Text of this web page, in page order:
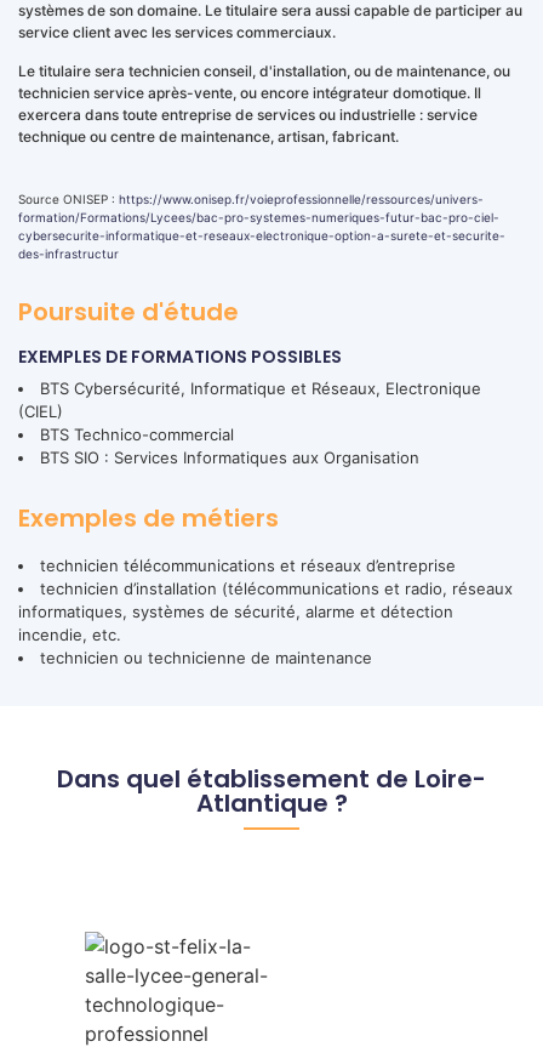
systèmes de son domaine. Le titulaire sera aussi capable de participer au
service client avec les services commerciaux.
Le titulaire sera technicien conseil, d'installation, ou de maintenance, ou
technicien service après-vente, ou encore intégrateur domotique. Il
exercera dans toute entreprise de services ou industrielle : service
technique ou centre de maintenance, artisan, fabricant.
Source ONISEP : https://www.onisep.fr/voieprofessionnelle/ressources/univers-
formation/Formations/Lycees/bac-pro-systemes-numeriques-futur-bac-pro-ciel-
cybersecurite-informatique-et-reseaux-electronique-option-a-surete-et-securite-
des-infrastructur
Poursuite d'étude
EXEMPLES DE FORMATIONS POSSIBLES
BTS Cybersécurité, Informatique et Réseaux, Electronique
(CIEL)
BTS Technico-commercial
BTS SIO : Services Informatiques aux Organisation
Exemples de métiers
technicien télécommunications et réseaux d’entreprise
technicien d’installation (télécommunications et radio, réseaux
informatiques, systèmes de sécurité, alarme et détection
incendie, etc.
technicien ou technicienne de maintenance
Dans quel établissement de Loire-
Atlantique ?